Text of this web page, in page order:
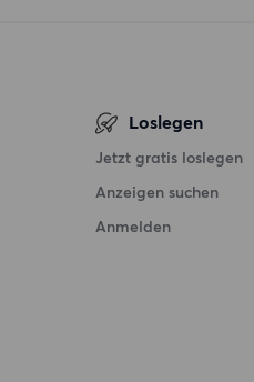
Loslegen
Jetzt gratis loslegen
Anzeigen suchen
Anmelden